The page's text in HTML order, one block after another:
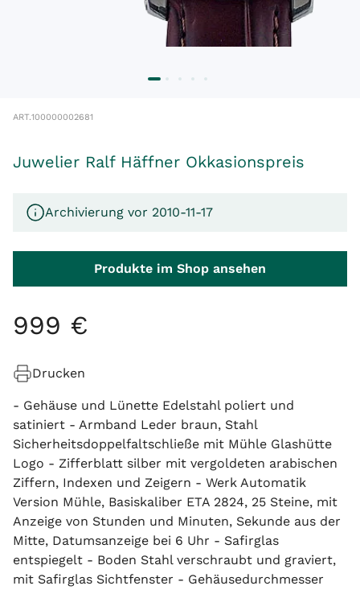
ART.100000002681
Juwelier Ralf Häffner Okkasionspreis
Archivierung vor 2010-11-17
Produkte im Shop ansehen
999 €
Drucken
- Gehäuse und Lünette Edelstahl poliert und
satiniert - Armband Leder braun, Stahl
Sicherheitsdoppelfaltschließe mit Mühle Glashütte
Logo - Zifferblatt silber mit vergoldeten arabischen
Ziffern, Indexen und Zeigern - Werk Automatik
Version Mühle, Basiskaliber ETA 2824, 25 Steine, mit
Anzeige von Stunden und Minuten, Sekunde aus der
Mitte, Datumsanzeige bei 6 Uhr - Safirglas
entspiegelt - Boden Stahl verschraubt und graviert,
mit Safirglas Sichtfenster - Gehäusedurchmesser